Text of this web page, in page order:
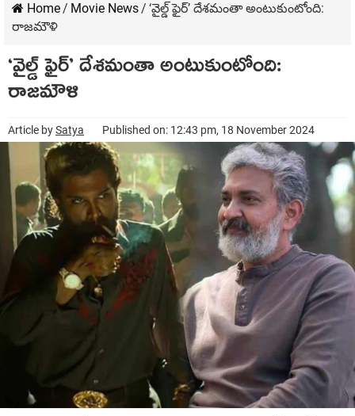
Home/ Movie News/ ‘వైల్డ్ ఫైర్’ దేశమంతా అంటుకుంటోంది:
రాజమౌళి
‘వైల్డ్ ఫైర్’ దేశమంతా అంటుకుంటోంది:
రాజమౌళి
Article bySatya Published on: 12:43 pm, 18 November 2024